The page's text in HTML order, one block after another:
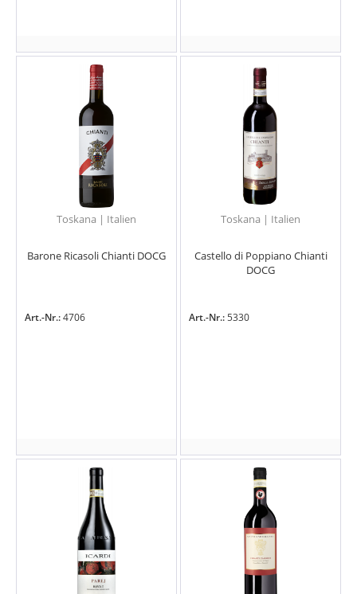
Toskana | Italien
Barone Ricasoli Chianti DOCG
Art.-Nr.:4706
Toskana | Italien
Castello di Poppiano Chianti
DOCG
Art.-Nr.:5330